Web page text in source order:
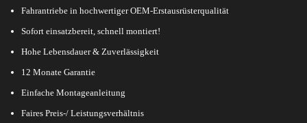
Fahrantriebe in hochwertiger OEM-Erstausrüsterqualität
Sofort einsatzbereit, schnell montiert!
Hohe Lebensdauer & Zuverlässigkeit
12 Monate Garantie
Einfache Montageanleitung
Faires Preis-/ Leistungsverhältnis